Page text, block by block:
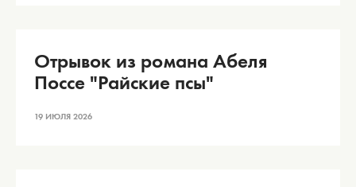
Отрывок из романа Абеля
Поссе "Райские псы"
19 ИЮЛЯ 2026